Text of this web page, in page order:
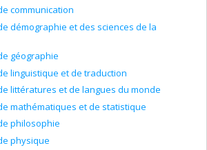
communication
démographie et des sciences de la
géographie
linguistique et de traduction
littératures et de langues du monde
mathématiques et de statistique
philosophie
physique